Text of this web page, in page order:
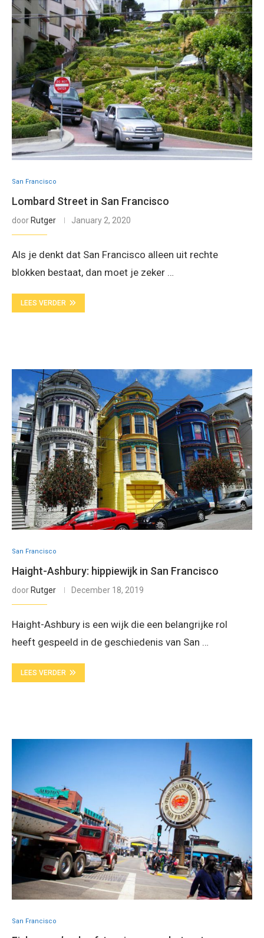
San Francisco
Lombard Street in San Francisco
door Rutger January 2, 2020
Als je denkt dat San Francisco alleen uit rechte
blokken bestaat, dan moet je zeker …
LEES VERDER
San Francisco
Haight-Ashbury: hippiewijk in San Francisco
door Rutger December 18, 2019
Haight-Ashbury is een wijk die een belangrijke rol
heeft gespeeld in de geschiedenis van San …
LEES VERDER
San Francisco